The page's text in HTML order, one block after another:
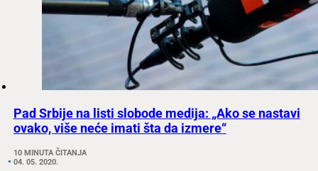
Pad Srbije na listi slobode medija: „Ako se nastavi
ovako, više neće imati šta da izmere“
10 MINUTA ČITANJA
04. 05. 2020.